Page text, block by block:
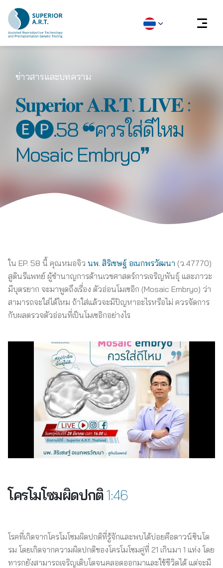
contentข่าวสารและบทความ
𝐒𝐮𝐩𝐞𝐫𝐢𝐨𝐫 𝐀.𝐑.𝐓. 𝐋𝐈𝐕𝐄 :
🅔🅟.58 ❝ควรใส่ดีไหม
Mosaic Embryo❞
ใน EP. 58 นี้ คุณหมอจิว นพ. สิริเชษฐ์ อเนกพรวัฒนา (ว.47770)
สูตินรีแพทย์ ผู้ชำนาญการด้านเวชศาสตร์การเจริญพันธุ์ และภาวะ
มีบุตรยาก จะมาพูดถึงเรื่อง ตัวอ่อนโมเซอิก (Mosaic Embryo) ว่า
สามารถจะใส่ได้ไหม ถ้าใส่แล้วจะมีปัญหาอะไรหรือไม่ ควรจัดการ
กับผลตรวจตัวอ่อนที่เป็นโมเซอิกอย่างไร
โครโมโซมผิดปกติ1:46
โรคที่เกิดจากโครโมโซมผิดปกติที่รู้จักและพบได้บ่อยคือดาวน์ซินโด
รม โดยเกิดจากความผิดปกติของโครโมโซมคู่ที่ 21 เกินมา 1 แท่ง โดย
ทารกยังสามารถเจริญเติบโตจนคลอดออกมาและใช้ชีวิตได้ แต่จะมี